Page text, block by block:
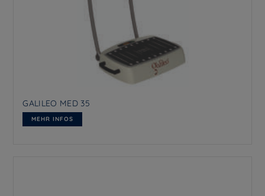
GALILEO MED 35
MEHR INFOS